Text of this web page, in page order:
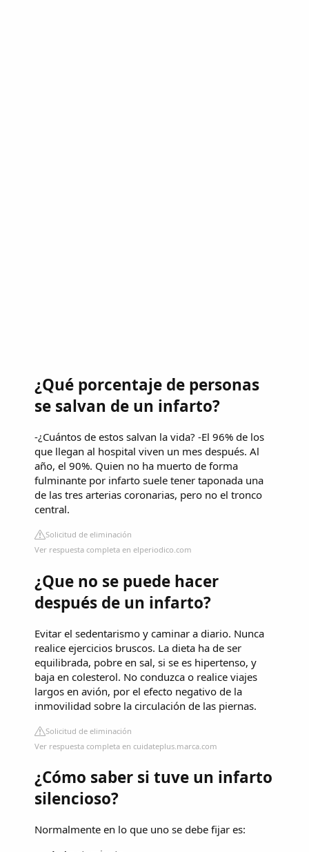
¿Qué porcentaje de personas
se salvan de un infarto?
-¿Cuántos de estos salvan la vida? -El 96% de los
que llegan al hospital viven un mes después. Al
año, el 90%. Quien no ha muerto de forma
fulminante por infarto suele tener taponada una
de las tres arterias coronarias, pero no el tronco
central.
Solicitud de eliminación
Ver respuesta completa en elperiodico.com
¿Que no se puede hacer
después de un infarto?
Evitar el sedentarismo y caminar a diario. Nunca
realice ejercicios bruscos. La dieta ha de ser
equilibrada, pobre en sal, si se es hipertenso, y
baja en colesterol. No conduzca o realice viajes
largos en avión, por el efecto negativo de la
inmovilidad sobre la circulación de las piernas.
Solicitud de eliminación
Ver respuesta completa en cuidateplus.marca.com
¿Cómo saber si tuve un infarto
silencioso?
Normalmente en lo que uno se debe fijar es: